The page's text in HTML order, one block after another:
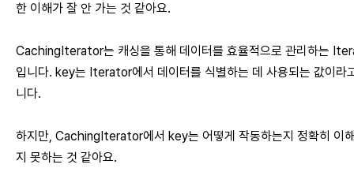
한 이해가 잘 안 가는 것 같아요.
CachingIterator는 캐싱을 통해 데이터를 효율적으로 관리하는
입니다. key는 Iterator에서 데이터를 식별하는 데 사용되는 값이라
니다.
하지만, CachingIterator에서 key는 어떻게 작동하는지 정확히 이
지 못하는 것 같아요.